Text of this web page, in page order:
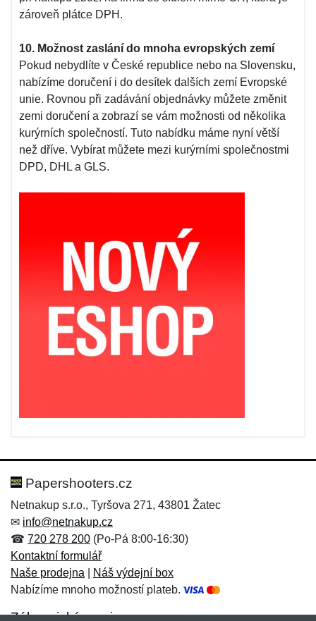
zároveň plátce DPH.
10. Možnost zaslání do mnoha evropských zemí
Pokud nebydlíte v České republice nebo na Slovensku,
nabízíme doručení i do desítek dalších zemí Evropské
unie. Rovnou při zadávání objednávky můžete změnit
zemi doručení a zobrazí se vám možnosti od několika
kurýrních společností. Tuto nabídku máme nyní větší
než dříve. Vybírat můžete mezi kurýrními společnostmi
DPD, DHL a GLS.
Papershooters.cz
Netnakup s.r.o., Tyršova 271, 43801 Žatec
✉ info@netnakup.cz
☎ 720 278 200 (Po-Pá 8:00-16:30)
Kontaktní formulář
Naše prodejna
Náš výdejní box
Nabízíme mnoho možností plateb.
Zákaznický servis